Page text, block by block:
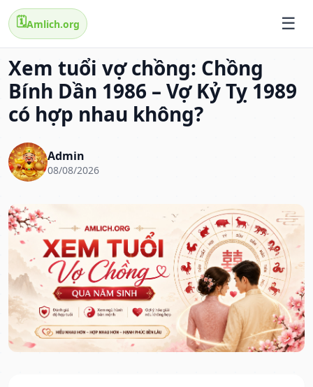
🗓️Amlich.org
Xem tuổi vợ chồng: Chồng
Bính Dần 1986 – Vợ Kỷ Tỵ 1989
có hợp nhau không?
Admin
08/08/2026